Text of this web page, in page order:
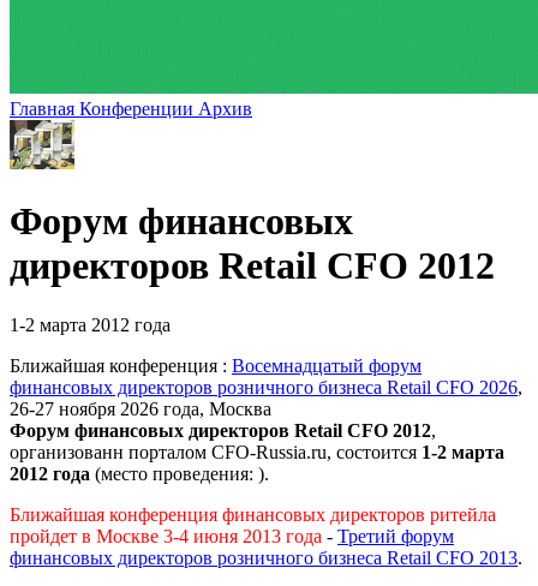
Главная Конференции Архив
Форум финансовых
директоров Retail CFO 2012
1-2 марта 2012 года
Ближайшая конференция : Восемнадцатый форум
финансовых директоров розничного бизнеса Retail CFO 2026,
26-27 ноября 2026 года, Москва
Форум финансовых директоров Retail CFO 2012,
организованн порталом CFO-Russia.ru, состоится 1-2 марта
2012 года (место проведения: ).
Ближайшая конференция финансовых директоров ритейла
пройдет в Москве 3-4 июня 2013 года - Третий форум
финансовых директоров розничного бизнеса Retail CFO 2013.